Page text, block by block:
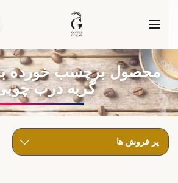
محصول برچسب خورده
گربه درب